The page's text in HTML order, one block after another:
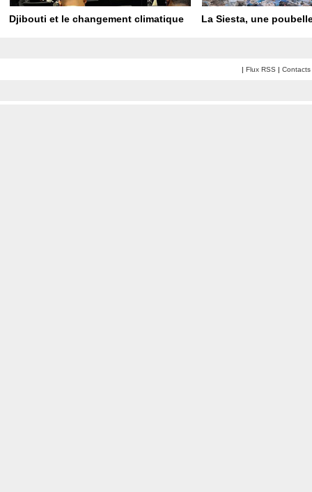
Djibouti et le changement climatique La Siesta, une
| Flux RSS | Contacts